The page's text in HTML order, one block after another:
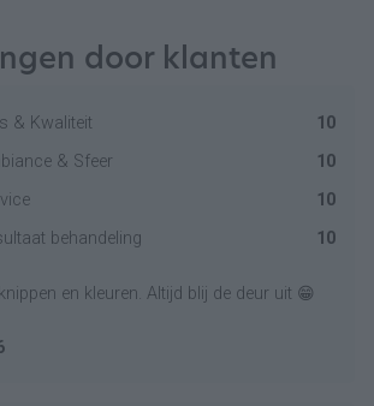
door klanten
& Kwaliteit
10
& Sfeer
10
10
behandeling
10
en kleuren. Altijd blij de deur uit 😁